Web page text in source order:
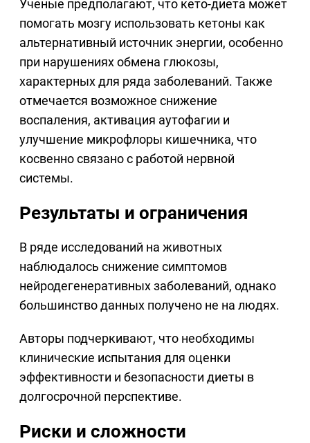
Ученые предполагают, что кето-диета может
помогать мозгу использовать кетоны как
альтернативный источник энергии, особенно
при нарушениях обмена глюкозы,
характерных для ряда заболеваний. Также
отмечается возможное снижение
воспаления, активация аутофагии и
улучшение микрофлоры кишечника, что
косвенно связано с работой нервной
системы.
Результаты и ограничения
В ряде исследований на животных
наблюдалось снижение симптомов
нейродегенеративных заболеваний, однако
большинство данных получено не на людях.
Авторы подчеркивают, что необходимы
клинические испытания для оценки
эффективности и безопасности диеты в
долгосрочной перспективе.
Риски и сложности